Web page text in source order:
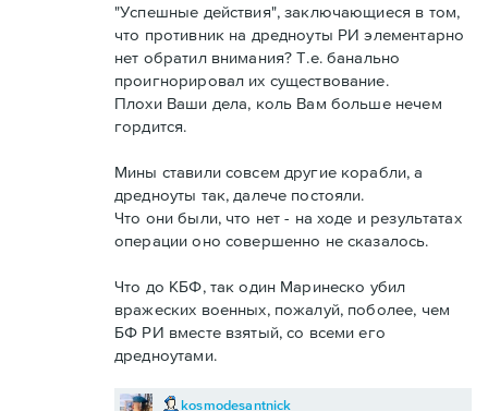
"Успешные действия", заключающиеся в том,
что противник на дредноуты РИ элементарно
нет обратил внимания? Т.е. банально
проигнорировал их существование.
Плохи Ваши дела, коль Вам больше нечем
гордится.
Мины ставили совсем другие корабли, а
дредноуты так, далече постояли.
Что они были, что нет - на ходе и результатах
операции оно совершенно не сказалось.
Что до КБФ, так один Маринеско убил
вражеских военных, пожалуй, поболее, чем
БФ РИ вместе взятый, со всеми его
дредноутами.
kosmodesantnick